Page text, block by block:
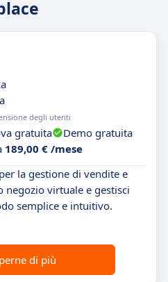
degli utenti
gratuita
Demo gratuita
189,00 € /mese
la gestione di vendite e
negozio virtuale e gestisci
semplice e intuitivo.
di più